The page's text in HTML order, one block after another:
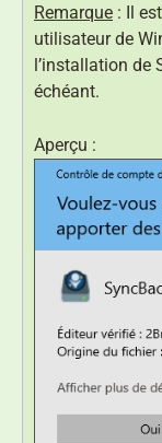
Remarque : Il
utilisateur de
l’installation de
échéant.
Aperçu :